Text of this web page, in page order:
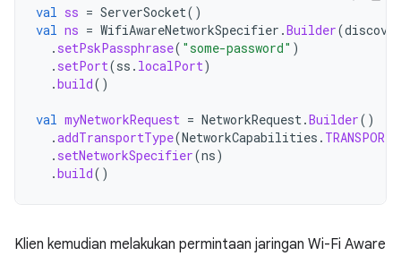
val ss = ServerSocket()
val ns = WifiAwareNetworkSpecifier .Builder(
. setPskPassphrase( "some-password" )
. setPort(ss . localPort)
.build()
val myNetworkRequest = NetworkRequest.Builder()
.addTransportType(NetworkCapabilities .
. setNetworkSpecifier(ns)
.build()
Klien kemudian melakukan permintaan jaringan Wi-Fi Aware